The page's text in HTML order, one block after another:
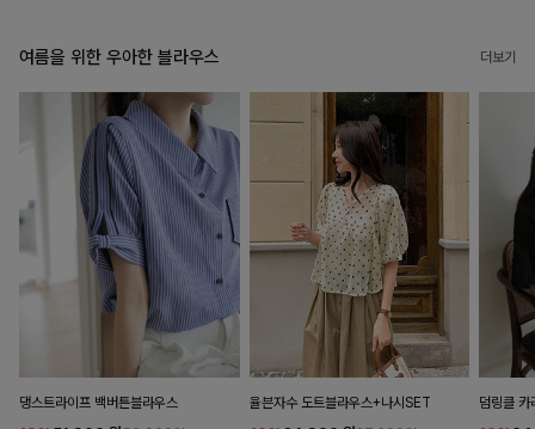
여름을 위한 우아한 블라우스 더보기
댕스트라이프 백버튼블라우스 율븐자수 도트블라우스+나시SET 덤링클 카